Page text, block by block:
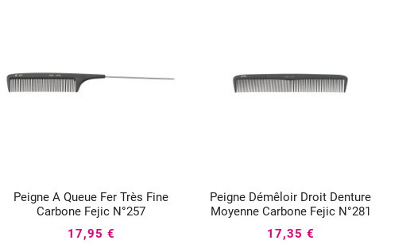
Peigne A Queue Fer Très Fine
Carbone Fejic N°257
  
17,95 €
Peigne Démêloir Droit Denture
Moyenne Carbone Fejic N°281
  
17,35 €